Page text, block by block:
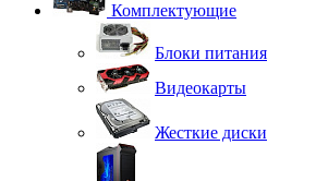
Комплектующие
Блоки питания
Видеокарты
Жесткие диски